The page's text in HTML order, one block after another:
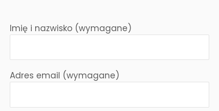
Imię i nazwisko (wymagane)
Adres email (wymagane)